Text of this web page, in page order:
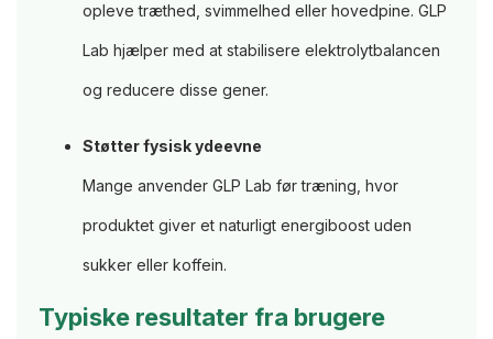
opleve træthed, svimmelhed eller hovedpine. GLP
Lab hjælper med at stabilisere elektrolytbalancen
og reducere disse gener.
Støtter fysisk ydeevne
Mange anvender GLP Lab før træning, hvor
produktet giver et naturligt energiboost uden
sukker eller koffein.
Typiske resultater fra brugere